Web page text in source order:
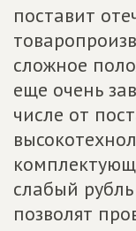
поставит
сложное
еще очень
числе от
слабый
позволят